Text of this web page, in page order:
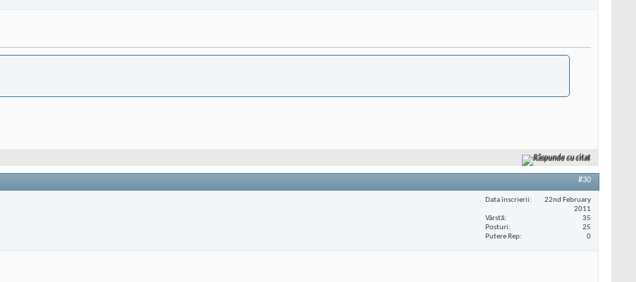
Răspunde cu citat
#30
Data înscrierii
22nd February
2011
Vârstă
35
Posturi
25
Putere Rep
0